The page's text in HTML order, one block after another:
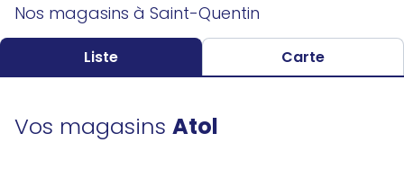
Nos magasins à Saint-Quentin
Liste Carte
Vos magasins Atol